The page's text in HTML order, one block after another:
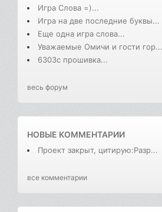
Игра Слова =)...
Игра на две последние буквы...
Еще одна игра слова...
Уважаемые Омичи и гости гор...
6303с прошивка...
весь форум
НОВЫЕ КОММЕНТАРИИ
Проект закрыт, цитирую:Разр...
все комментарии